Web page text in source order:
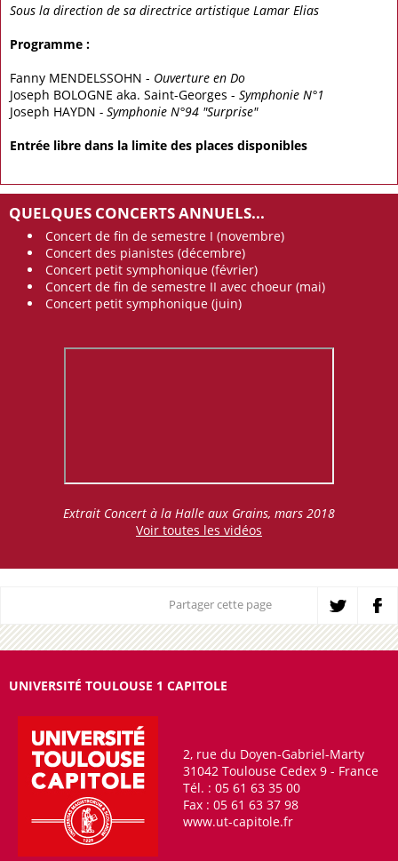
Sous la direction de sa directrice artistique Lamar Elias
Programme :
Fanny MENDELSSOHN - Ouverture en Do
Joseph BOLOGNE aka. Saint-Georges - Symphonie N°1
Joseph HAYDN - Symphonie N°94 "Surprise"
Entrée libre dans la limite des places disponibles
QUELQUES CONCERTS ANNUELS...
Concert de fin de semestre I (novembre)
Concert des pianistes (décembre)
Concert petit symphonique (février)
Concert de fin de semestre II avec choeur (mai)
Concert petit symphonique (juin)
Extrait Concert à la Halle aux Grains, mars 2018
Voir toutes les vidéos
Partager cette page
UNIVERSITÉ TOULOUSE 1 CAPITOLE
2, rue du Doyen-Gabriel-Marty
31042 Toulouse Cedex 9 - France
Tél. : 05 61 63 35 00
Fax : 05 61 63 37 98
www.ut-capitole.fr